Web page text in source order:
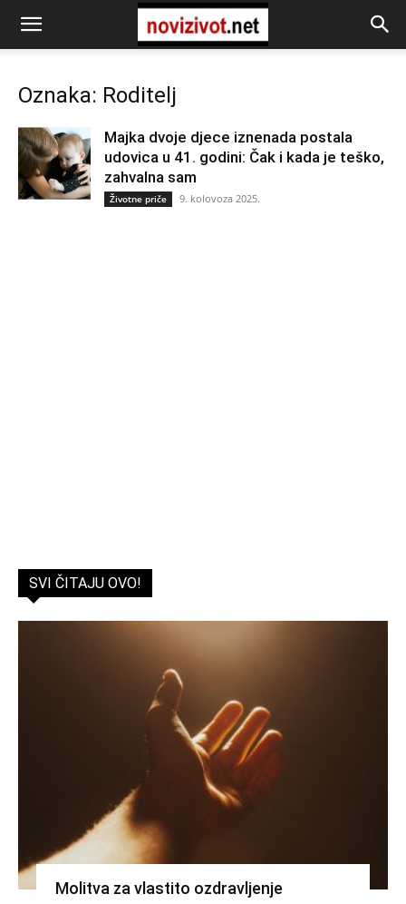
Oznaka: Roditelj
Majka dvoje djece iznenada postala
udovica u 41. godini: Čak i kada je teško,
zahvalna sam
Životne priče 9. kolovoza 2025.
SVI ČITAJU OVO!
Molitva za vlastito ozdravljenje